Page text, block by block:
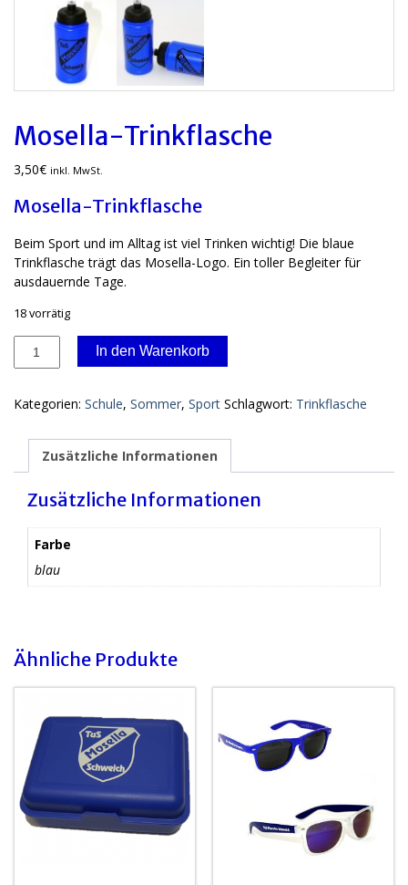
Mosella-Trinkflasche
3,50€ inkl. MwSt.
Mosella-Trinkflasche
Beim Sport und im Alltag ist viel Trinken wichtig! Die blaue
Trinkflasche trägt das Mosella-Logo. Ein toller Begleiter für
ausdauernde Tage.
18 vorrätig
Mosella-
Trinkflasche
In den Warenkorb
Kategorien: Schule, Sommer, Sport Schlagwort: Trinkflasche
Zusätzliche Informationen
Zusätzliche Informationen
Farbe
blau
Ähnliche Produkte